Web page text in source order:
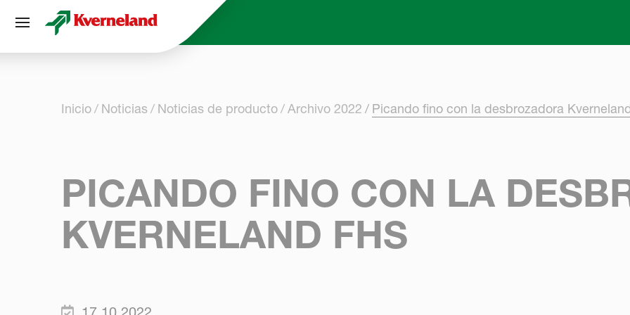
Inicio Noticias Noticias de producto Archivo 2022 Picando fino con la desbrozadora
PICANDO FINO CON LA
KVERNELAND FHS
Panel de gestión de cookies